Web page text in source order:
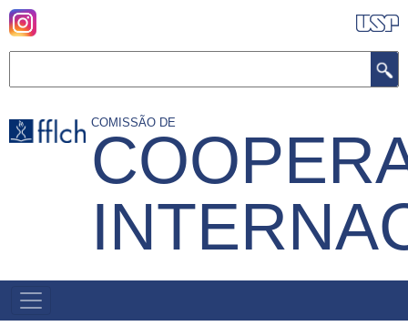
Pular
para
conteúdo
COMISSÃO DE
MENU
PRIMÁRIO